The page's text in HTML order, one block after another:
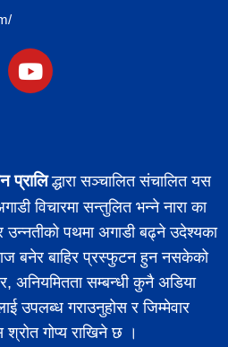
प्रालिद्धारा सञ्चालित संचालित यस
विचारमा सन्तुलित भन्ने नारा का
उन्नतीको पथमा अगाडी बढ्ने उदेश्यका
बनेर बाहिर प्रस्फुटन हुन नसकेको
अनियमितता सम्बन्धी कुनै अडिया
उपलब्ध गराउनुहोस र जिम्मेवार
श्रोत गोप्य राखिने छ ।